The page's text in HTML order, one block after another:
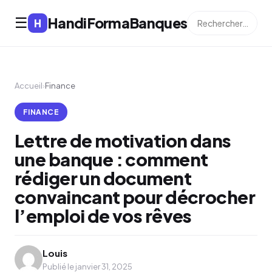
☰ H HandiFormaBanques
Accueil›Finance
FINANCE
Lettre de motivation dans
une banque : comment
rédiger un document
convaincant pour décrocher
l’emploi de vos rêves
Louis
Publié le janvier 31, 2025